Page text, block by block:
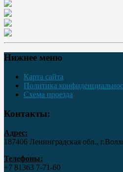
Нижнее меню
Карта сайта
Политика
Схема проезда
Контакты:
Адрес:
187406 Ленинградская обл.,
Телефоны:
+7 81363 7‑71-60